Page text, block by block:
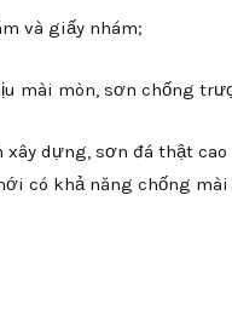
và giấy nhám;
mài mòn, sơn chống
xây dựng, sơn đá thật
có khả năng chống